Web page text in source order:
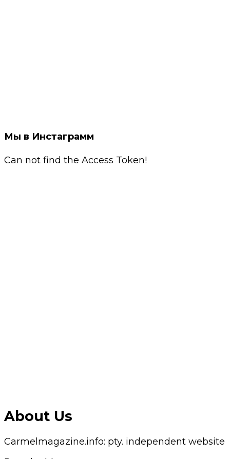
Мы в Инстаграмм
Can not find the Access Token!
About Us
Carmelmagazine.info: pty. independent website